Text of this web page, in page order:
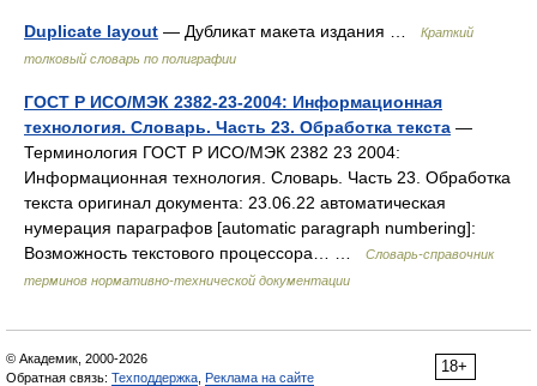
Duplicate layout — Дубликат макета издания …
Краткий
толковый словарь по полиграфии
ГОСТ Р ИСО/МЭК 2382-23-2004: Информационная
технология. Словарь. Часть 23. Обработка текста —
Терминология ГОСТ Р ИСО/МЭК 2382 23 2004:
Информационная технология. Словарь. Часть 23. Обработка
текста оригинал документа: 23.06.22 автоматическая
нумерация параграфов [automatic paragraph numbering]:
Возможность текстового процессора… …
Словарь-справочник
терминов нормативно-технической документации
18+
© Академик, 2000-2026
Обратная связь: Техподдержка Реклама на сайте